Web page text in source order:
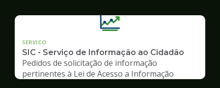
SERVICO
SIC - Serviço de Informação ao Cidadão
Pedidos de solicitação de informação
pertinentes à Lei de Acesso a Informação